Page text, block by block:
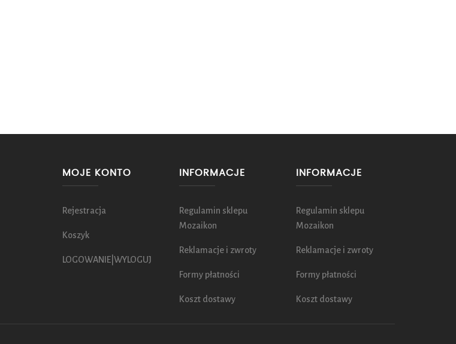
MOJE KONTO
Rejestracja
Koszyk
LOGOWANIE|WYLOGUJ
INFORMACJE
Regulamin sklepu
Mozaikon
Reklamacje i zwroty
Formy płatności
Koszt dostawy
INFORMACJE
Regulamin sklepu
Mozaikon
Reklamacje i zwroty
Formy płatności
Koszt dostawy